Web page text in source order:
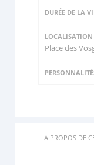
DURÉE DE LA
Place des
A PROPOS DE